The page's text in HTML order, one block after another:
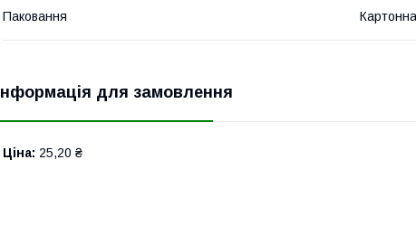
Паковання
Інформація для замовлення
Ціна: 25,20 ₴